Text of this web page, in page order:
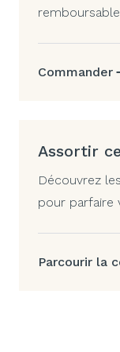
Commander
Assortir
Découvrez
pour parfaire
Parcourir la